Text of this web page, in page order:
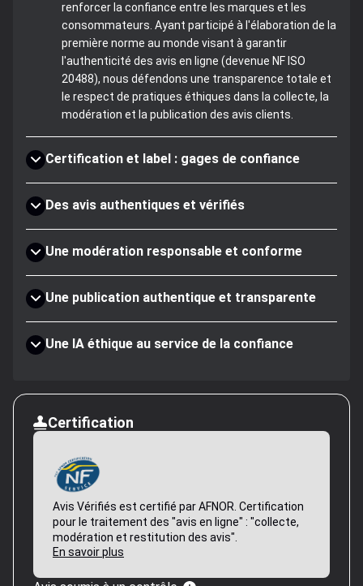
renforcer la confiance entre les marques et les
consommateurs. Ayant participé à l'élaboration de la
première norme au monde visant à garantir
l'authenticité des avis en ligne (devenue NF ISO
20488), nous défendons une transparence totale et
le respect de pratiques éthiques dans la collecte, la
modération et la publication des avis clients.
Certification et label : gages de confiance
Des avis authentiques et vérifiés
Une modération responsable et conforme
Une publication authentique et transparente
Une IA éthique au service de la confiance
Certification
Avis Vérifiés est certifié par AFNOR. Certification
pour le traitement des "avis en ligne" : "collecte,
modération et restitution des avis".
En savoir plus